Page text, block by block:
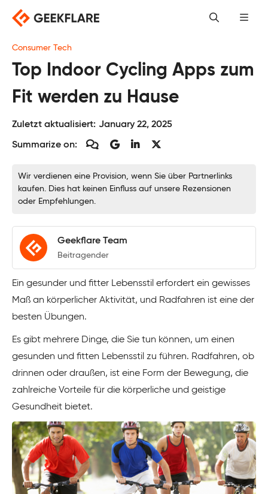
Skip
content
Consumer Tech
Top Indoor Cycling Apps zum
Fit werden zu Hause
Zuletzt aktualisiert: January 22, 2025
Summarize on:
Wir verdienen eine Provision, wenn Sie über Partnerlinks
kaufen. Dies hat keinen Einfluss auf unsere Rezensionen
oder Empfehlungen.
Geekflare Team
Beitragender
Ein gesunder und fitter Lebensstil erfordert ein gewisses
Maß an körperlicher Aktivität, und Radfahren ist eine der
besten Übungen.
Es gibt mehrere Dinge, die Sie tun können, um einen
gesunden und fitten Lebensstil zu führen. Radfahren, ob
drinnen oder draußen, ist eine Form der Bewegung, die
zahlreiche Vorteile für die körperliche und geistige
Gesundheit bietet.